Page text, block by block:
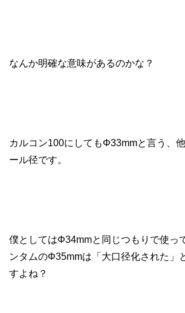
なんか明確な意味があるのかな？
カルコン100にしてもΦ33mmと言う、
ール径です。
僕としてはΦ34mmと同じつもりで使っ
ンタムのΦ35mmは「大口径化された」
すよね？